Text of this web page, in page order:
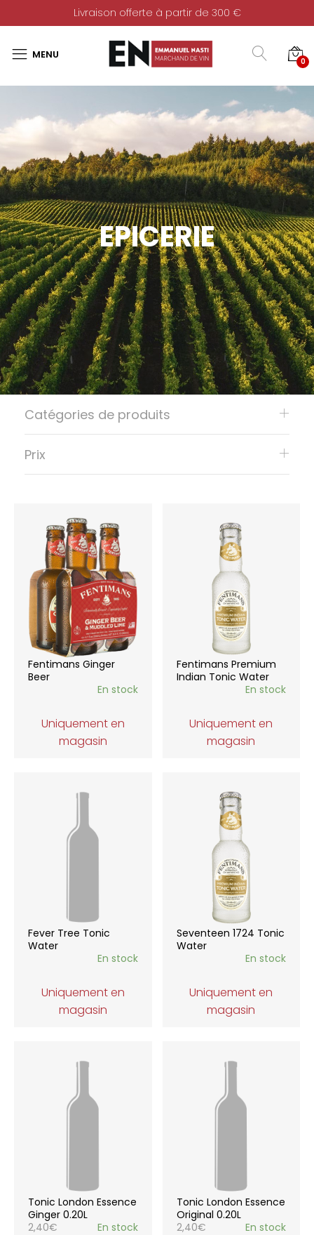
Livraison offerte à partir de 300 €
0
EPICERIE
Fentimans Ginger
Beer
En stock
Uniquement en
magasin
Fentimans Premium
Indian Tonic Water
En stock
Uniquement en
magasin
Fever Tree Tonic
Water
En stock
Uniquement en
magasin
Seventeen 1724 Tonic
Water
En stock
Uniquement en
magasin
Tonic London Essence
Ginger 0.20L
2,40€ En stock
Tonic London Essence
Original 0.20L
2,40€ En stock
Catégories de produits
Prix